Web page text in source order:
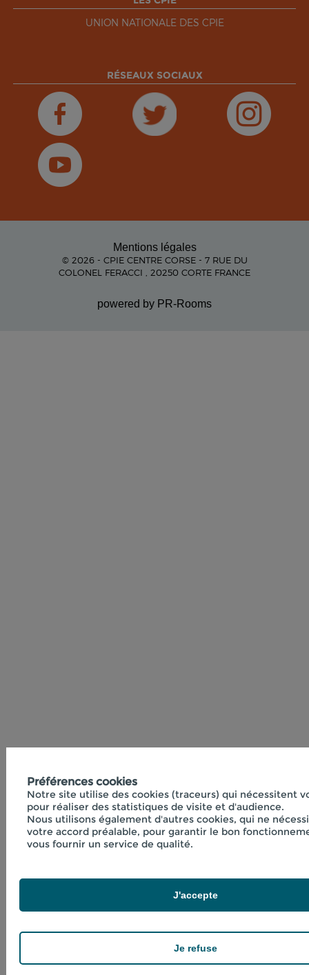
UNION NATIONALE DES CPIE
RÉSEAUX SOCIAUX
Mentions légales
© 2026 - CPIE CENTRE CORSE - 7 RUE DU
COLONEL FERACCI , 20250 CORTE FRANCE
powered by PR-Rooms
Préférences cookies
Notre site utilise des cookies (traceurs) qui nécessitent
pour réaliser des statistiques de visite et d'audience.
Nous utilisons également d'autres cookies, qui ne
votre accord préalable, pour garantir le bon
vous fournir un service de qualité.
Je refuse
J'accepte